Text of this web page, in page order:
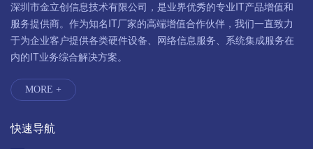
深圳市金立创信息技术有限公司，是业界优秀的专业IT产品增值和
服务提供商。作为知名IT厂家的高端增值合作伙伴，我们一直致力
于为企业客户提供各类硬件设备、网络信息服务、系统集成服务在
内的IT业务综合解决方案。
MORE +
快速导航